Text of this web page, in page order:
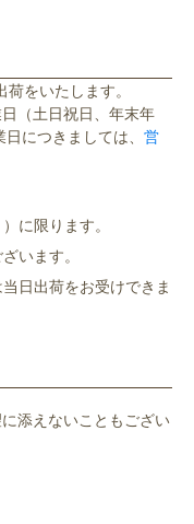
をいたします。
（土日祝日、年末年
につきましては、 営
に限ります。
います。
日出荷をお受けできま
添えないこともござい